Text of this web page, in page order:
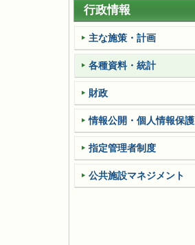
飛
ば
す
行政情報
主な施策・計画
各種資料・統計
財政
情報公開・個人情報保護
指定管理者制度
公共施設マネジメント